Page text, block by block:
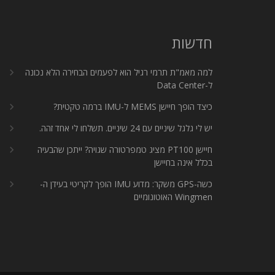
חדשות
למה מאמ"ת תרמי רגיל הוא לפעמים הבחירה הלא נכונה
ל-Data Center
כיצד הופך חיישן MEMS ל-IMU ברמה טקטית?
יש לי גלגל שיניים עם 24 שיניים. תשלחו לי אחד זהה.
חיישן PT100 מציג טמפרטורה שגויה? ייתכן שהבעיה
בכלל אינה בחיישן
כשה-GPS משקר: מדוע IMU הופך לקריטי בעידן ה-
Wingmen האוטונומיים